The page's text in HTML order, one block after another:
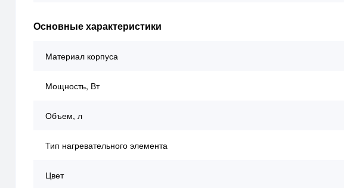
Основные характеристики
Материал корпуса
Мощность, Вт
Объем, л
Тип нагревательного элемента
Цвет